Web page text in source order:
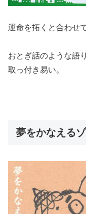
運命を拓くと合わせ
おとぎ話のような語
取っ付き易い。
夢をかなえる